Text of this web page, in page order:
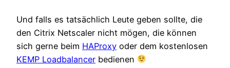
Und falls es tatsächlich Leute geben sollte, die
den Citrix Netscaler nicht mögen, die können
sich gerne beim HAProxy oder dem kostenlosen
KEMP Loadbalancer bedienen